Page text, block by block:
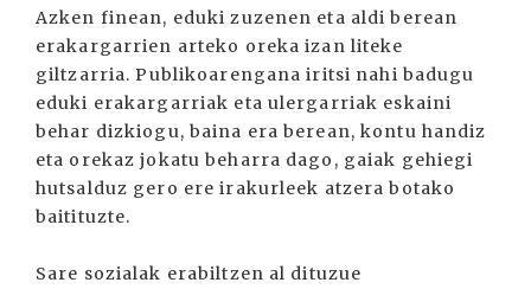
Azken finean, eduki zuzenen eta aldi berean
erakargarrien arteko oreka izan liteke
giltzarria. Publikoarengana iritsi nahi badugu
eduki erakargarriak eta ulergarriak eskaini
behar dizkiogu, baina era berean, kontu handiz
eta orekaz jokatu beharra dago, gaiak gehiegi
hutsalduz gero ere irakurleek atzera botako
baitituzte.
Sare sozialak erabiltzen al dituzue